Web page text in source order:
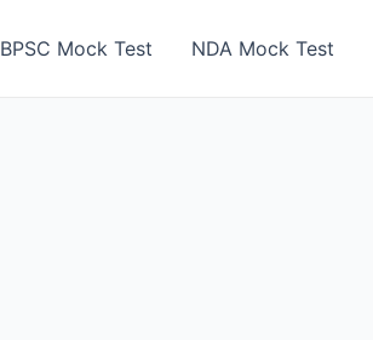
BPSC Mock Test NDA Mock Test